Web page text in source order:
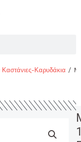
Καστάνιες-Καρυδάκια /